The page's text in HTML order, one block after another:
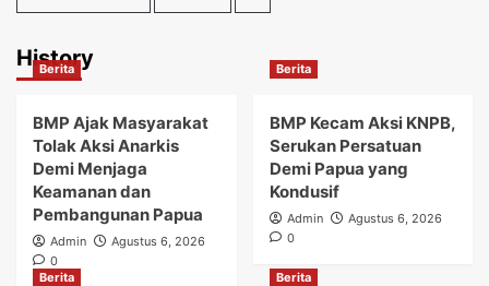
History
Berita
BMP Ajak Masyarakat
Tolak Aksi Anarkis
Demi Menjaga
Keamanan dan
Pembangunan Papua
Admin
Agustus 6, 2026
0
Berita
BMP Kecam Aksi KNPB,
Serukan Persatuan
Demi Papua yang
Kondusif
Admin
Agustus 6, 2026
0
Berita Berita